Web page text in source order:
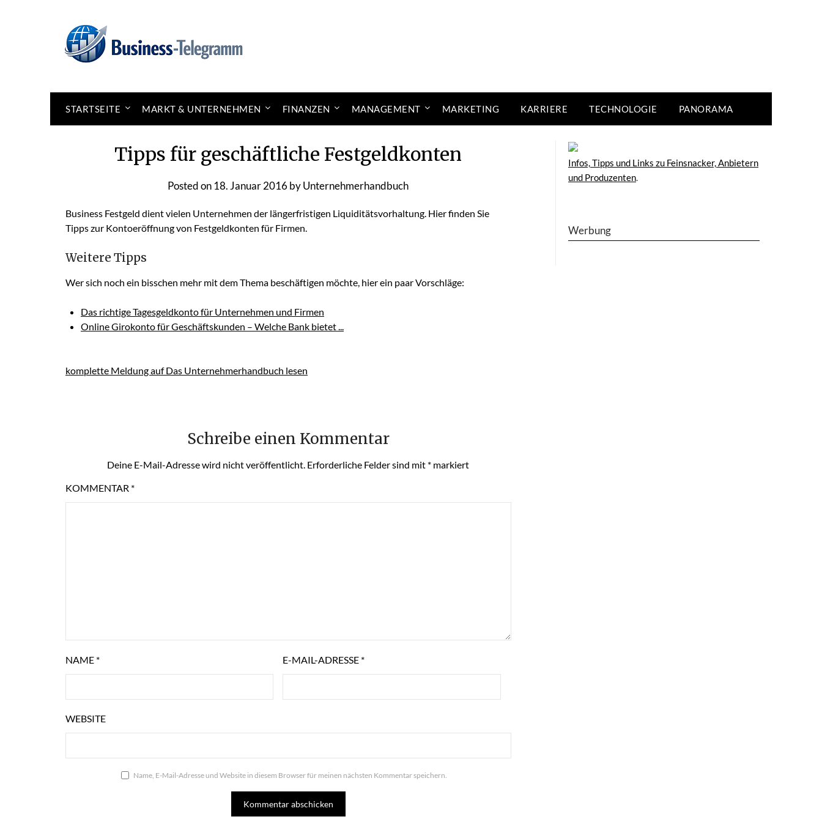
Business-Telegramm
News for better business
STARTSEITE MARKT & UNTERNEHMEN FINANZEN MANAGEMENT MARKETING KARRIERE TECHNOLOGIE PANORAMA
Tipps für geschäftliche Festgeldkonten
Posted on18. Januar 2016byUnternehmerhandbuch
Business Festgeld dient vielen Unternehmen der längerfristigen Liquiditätsvorhaltung. Hier finden Sie
Tipps zur Kontoeröffnung von Festgeldkonten für Firmen.
Weitere Tipps
Wer sich noch ein bisschen mehr mit dem Thema beschäftigen möchte, hier ein paar Vorschläge:
Das richtige Tagesgeldkonto für Unternehmen und Firmen
Online Girokonto für Geschäftskunden – Welche Bank bietet ...
komplette Meldung auf Das Unternehmerhandbuch lesen
Schreibe einen Kommentar
Deine E-Mail-Adresse wird nicht veröffentlicht. Erforderliche Felder sind mit * markiert
KOMMENTAR *
NAME * E-MAIL-ADRESSE *
WEBSITE
Name, E-Mail-Adresse und Website in diesem Browser für meinen nächsten Kommentar speichern.
Infos, Tipps und Links zu Feinsnacker, Anbietern
und Produzenten.
Werbung